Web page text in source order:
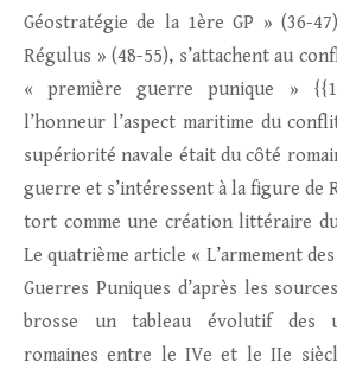
Géostratégie de la 1ère GP » (36-
Régulus » (48-55), s’attachent au
« première guerre punique »
l’honneur l’aspect maritime du
supériorité navale était du côté
guerre et s’intéressent à la figure de
tort comme une création littéraire
Le quatrième article « L’armement
Guerres Puniques d’après les
brosse un tableau évolutif des
romaines entre le IVe et le IIe